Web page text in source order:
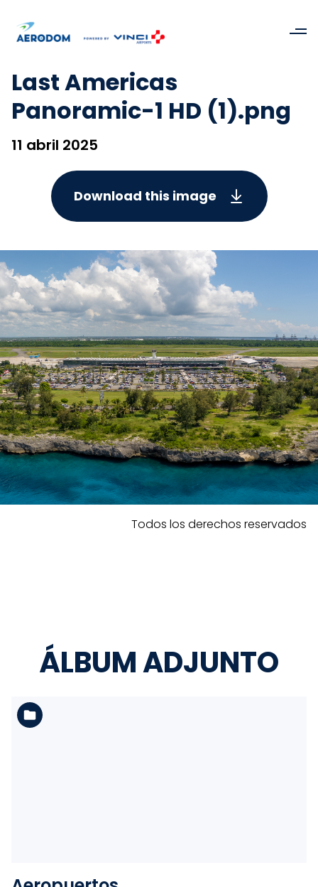
Last Americas
Panoramic-1 HD (1).png
11 abril 2025
Download this image
Todos los derechos reservados
ÁLBUM ADJUNTO